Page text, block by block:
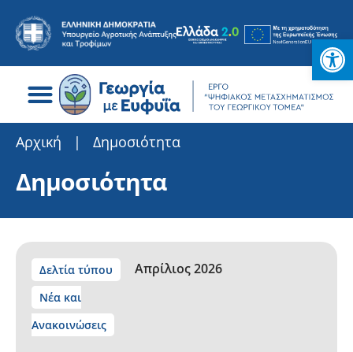
Αρχική | Δημοσιότητα
Δημοσιότητα
Δελτία τύπου
Νέα και
Ανακοινώσεις
Απρίλιος 2026